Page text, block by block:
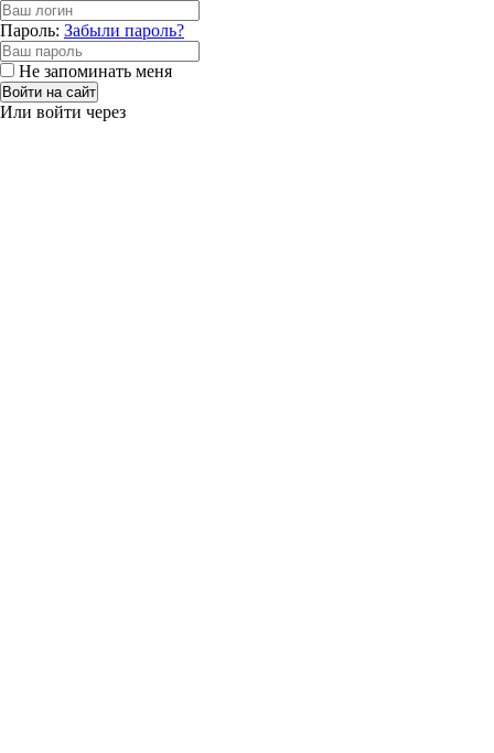
Пароль: Забыли пароль?
Не запоминать меня
Войти на сайт
Или войти через